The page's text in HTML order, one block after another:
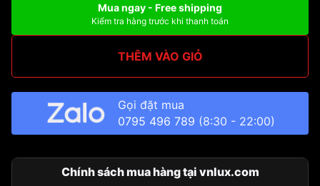
Mua ngay - Free shipping
Kiểm tra hàng trước khi thanh toán
THÊM VÀO GIỎ
Gọi đặt mua
0795 496 789 (8:30 - 22:00)
Chính sách mua hàng tại vnlux.com